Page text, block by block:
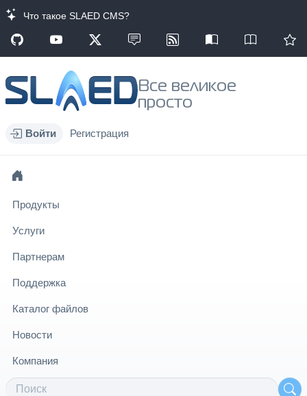
Что такое SLAED CMS?
Все великое
просто
Войти Регистрация
Продукты
Услуги
Партнерам
Поддержка
Каталог файлов
Новости
Компания